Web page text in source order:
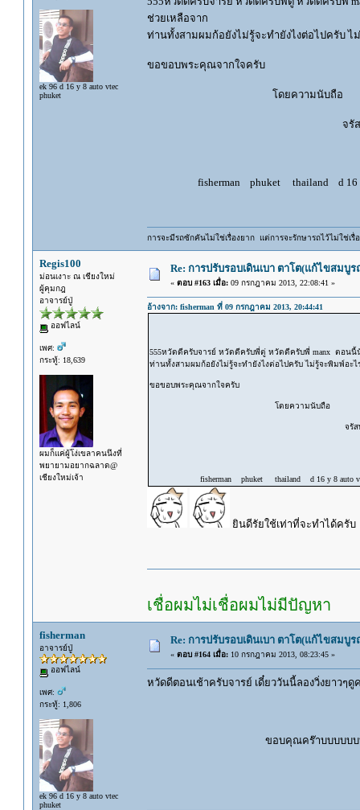
ek 96 d 16 y 8 auto vtec
phuket
ช่วยเหลือจาก
ท่านทั้งสามผมก้อยังไม่รู้จะทำยังไงต่อไปครับ
ขอขอบพระคุณจากใจครับ
โดยความนับถือ
จรัสพล อุต
fisherman phuket thailand d 16 y 8
การจะมีรถซักคันไม่ใช่เรื่องยาก แต่การจะรักษารถไว้ไม่ใช่เรื่
Regis100
ม่อนเงาะ ณ เชียงใหม่
ผู้คุมกฎ
อาจารย์ปู่
ออฟไลน์
เพศ:
กระทู้: 18,639
ผมก็แค่ผู้โง่เขลาคนนึงที่
พยายามอยากฉลาด@
เชียงใหม่เจ้า
Re: การปรับรอบเดินเบา ตาโต(แก้ไขสมบู
« ตอบ #163 เมื่อ:09 กรกฎาคม 2013, 22:08:41 »
อ้างจาก: fisherman ที่ 09 กรกฎาคม 2013, 20:44:41
555หวัดดีครับจารย์ หวัดดีครับพี่ตู่ หวัดดีครับพี่ manx ตอน
ท่านทั้งสามผมก้อยังไม่รู้จะทำยังไงต่อไปครับ ไม่รู้จะพิมพ์อ
ขอขอบพระคุณจากใจครับ
โดยความนับถือ
จรัสพล อุตร
fisherman phuket thailand d 16 y 8 auto
ยินดีรัยใช้เท่าที่จะทำได้ครับ
เชื่อผมไม่เชื่อผมไม่มีปัญหา
fisherman
อาจารย์ปู่
ออฟไลน์
เพศ:
กระทู้: 1,806
ek 96 d 16 y 8 auto vtec
phuket
Re: การปรับรอบเดินเบา ตาโต(แก้ไขสมบู
« ตอบ #164 เมื่อ:10 กรกฎาคม 2013, 08:23:45 »
หวัดดีตอนเช้าครับจารย์ เดี๋ยววันนี้ลองวิ่งยาวๆดู
ขอบคุณคร๊าบบบบบบ